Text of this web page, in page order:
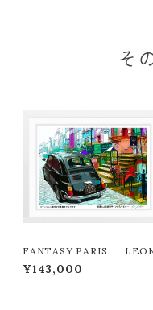
そ
FANTASY PARIS LEON
TERASHIMA版画作品180作
限定
¥143,000